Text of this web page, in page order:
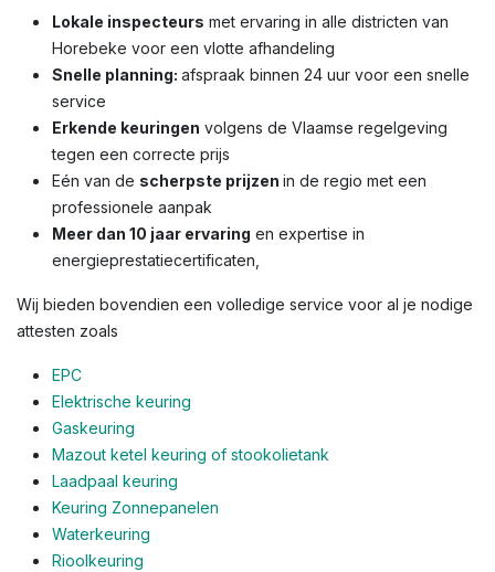
Lokale inspecteurs met ervaring in alle districten van
Horebeke voor een vlotte afhandeling
Snelle planning: afspraak binnen 24 uur voor een snelle
service
Erkende keuringen volgens de Vlaamse regelgeving
tegen een correcte prijs
Eén van de scherpste prijzen in de regio met een
professionele aanpak
Meer dan 10 jaar ervaring en expertise in
energieprestatiecertificaten,
Wij bieden bovendien een volledige service voor al je nodige
attesten zoals
EPC
Elektrische keuring
Gaskeuring
Mazout ketel keuring of stookolietank
Laadpaal keuring
Keuring Zonnepanelen
Waterkeuring
Rioolkeuring